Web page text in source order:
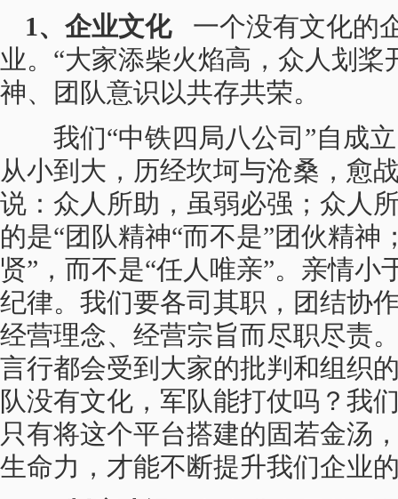
1、企业文化一个没有文化的
业。“大家添柴火焰高，众人划桨
神、团队意识以共存共荣。
我们“中铁四局八公司”自成
从小到大，历经坎坷与沧桑，愈
说：众人所助，虽弱必强；众人
的是“团队精神“而不是”团伙精神
贤”，而不是“任人唯亲”。亲情
纪律。我们要各司其职，团结协
经营理念、经营宗旨而尽职尽责
言行都会受到大家的批判和组织
队没有文化，军队能打仗吗？我
只有将这个平台搭建的固若金汤
生命力，才能不断提升我们企业